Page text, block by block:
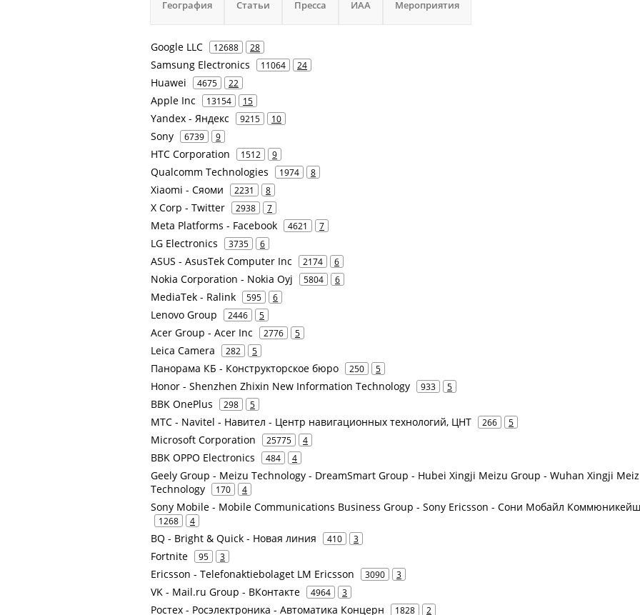
География Статьи Пресса ИАА Мероприятия
Google LLC 12688 28
Samsung Electronics 11064 24
Huawei 4675 22
Apple Inc 13154 15
Yandex - Яндекс 9215 10
Sony 6739 9
HTC Corporation 1512 9
Qualcomm Technologies 1974 8
Xiaomi - Сяоми 2231 8
X Corp - Twitter 2938 7
Meta Platforms - Facebook 4621 7
LG Electronics 3735 6
ASUS - AsusTek Computer Inc 2174 6
Nokia Corporation - Nokia Oyj 5804 6
MediaTek - Ralink 595 6
Lenovo Group 2446 5
Acer Group - Acer Inc 2776 5
Leica Camera 282 5
Панорама КБ - Конструкторское бюро 250 5
Honor - Shenzhen Zhixin New Information Technology 933 5
BBK OnePlus 298 5
МТС - Navitel - Навител - Центр навигационных технологий, ЦНТ 266 5
Microsoft Corporation 25775 4
BBK OPPO Electronics 484 4
Geely Group - Meizu Technology - DreamSmart Group - Hubei Xingji Meizu Group - Wuhan Xingji
Technology
170 4
Sony Mobile - Mobile Communications Business Group - Sony Ericsson - Сони Мобайл
1268 4
BQ - Bright & Quick - Новая линия 410 3
Fortnite 95 3
Ericsson - Telefonaktiebolaget LM Ericsson 3090 3
VK - Mail.ru Group - ВКонтакте 4964 3
Ростех - Росэлектроника - Автоматика Концерн 1828 2